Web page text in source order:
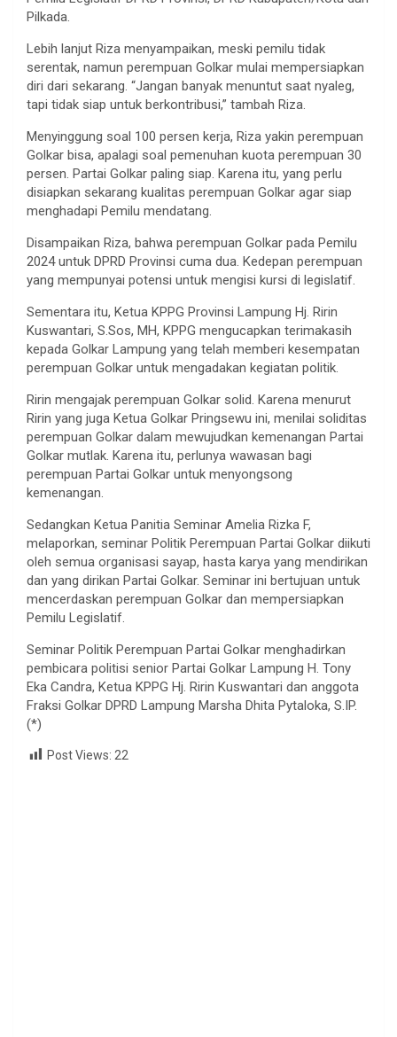
Pilkada.
Lebih lanjut Riza menyampaikan, meski pemilu tidak
serentak, namun perempuan Golkar mulai mempersiapkan
diri dari sekarang. “Jangan banyak menuntut saat nyaleg,
tapi tidak siap untuk berkontribusi,” tambah Riza.
Menyinggung soal 100 persen kerja, Riza yakin perempuan
Golkar bisa, apalagi soal pemenuhan kuota perempuan 30
persen. Partai Golkar paling siap. Karena itu, yang perlu
disiapkan sekarang kualitas perempuan Golkar agar siap
menghadapi Pemilu mendatang.
Disampaikan Riza, bahwa perempuan Golkar pada Pemilu
2024 untuk DPRD Provinsi cuma dua. Kedepan perempuan
yang mempunyai potensi untuk mengisi kursi di legislatif.
Sementara itu, Ketua KPPG Provinsi Lampung Hj. Ririn
Kuswantari, S.Sos, MH, KPPG mengucapkan terimakasih
kepada Golkar Lampung yang telah memberi kesempatan
perempuan Golkar untuk mengadakan kegiatan politik.
Ririn mengajak perempuan Golkar solid. Karena menurut
Ririn yang juga Ketua Golkar Pringsewu ini, menilai soliditas
perempuan Golkar dalam mewujudkan kemenangan Partai
Golkar mutlak. Karena itu, perlunya wawasan bagi
perempuan Partai Golkar untuk menyongsong
kemenangan.
Sedangkan Ketua Panitia Seminar Amelia Rizka F,
melaporkan, seminar Politik Perempuan Partai Golkar diikuti
oleh semua organisasi sayap, hasta karya yang mendirikan
dan yang dirikan Partai Golkar. Seminar ini bertujuan untuk
mencerdaskan perempuan Golkar dan mempersiapkan
Pemilu Legislatif.
Seminar Politik Perempuan Partai Golkar menghadirkan
pembicara politisi senior Partai Golkar Lampung H. Tony
Eka Candra, Ketua KPPG Hj. Ririn Kuswantari dan anggota
Fraksi Golkar DPRD Lampung Marsha Dhita Pytaloka, S.IP.
(*)
Post Views: 22